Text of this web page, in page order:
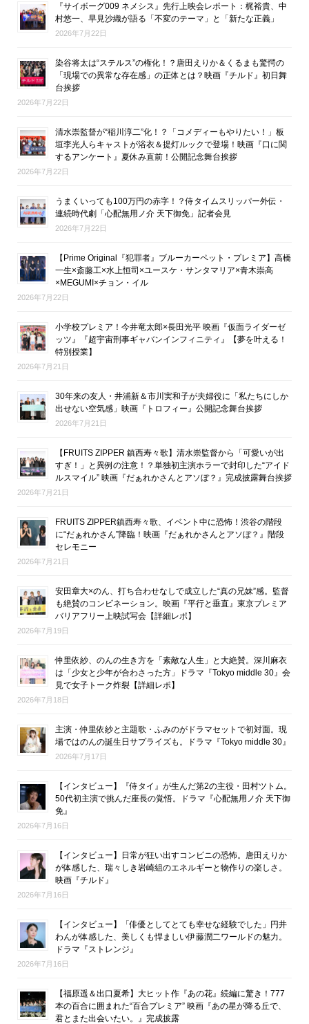
『サイボーグ009 ネメシス』先行上映会レポート：梶裕貴、中
村悠一、早見沙織が語る「不変のテーマ」と「新たな正義」
2026年7月22日
染谷将太は“ステルス”の権化！？唐田えりか＆くるまも驚愕の
「現場での異常な存在感」の正体とは？映画『チルド』初日舞
台挨拶
2026年7月22日
清水崇監督が“稲川淳二”化！？「コメディーもやりたい！」板
垣李光人らキャストが浴衣＆提灯ルックで登場！映画『口に関
するアンケート』夏休み直前！公開記念舞台挨拶
2026年7月22日
うまくいっても100万円の赤字！？侍タイムスリッパー外伝・
連続時代劇「心配無用ノ介 天下御免」記者会見
2026年7月22日
【Prime Original『犯罪者』ブルーカーペット・プレミア】高橋
一生×斎藤工×水上恒司×ユースケ・サンタマリア×青木崇高
×MEGUMI×チョン・イル
2026年7月22日
小学校プレミア！今井竜太郎×長田光平 映画『仮面ライダーゼ
ッツ』『超宇宙刑事ギャバンインフィニティ』【夢を叶える！
特別授業】
2026年7月21日
30年来の友人・井浦新＆市川実和子が夫婦役に「私たちにしか
出せない空気感」映画『トロフィー』公開記念舞台挨拶
2026年7月21日
【FRUITS ZIPPER 鎮西寿々歌】清水崇監督から「可愛いが出
すぎ！」と異例の注意！？単独初主演ホラーで封印した“アイド
ルスマイル” 映画『だぁれかさんとアソぼ？』完成披露舞台挨拶
2026年7月21日
FRUITS ZIPPER鎮西寿々歌、イベント中に恐怖！渋谷の階段
に“だぁれかさん”降臨！映画『だぁれかさんとアソぼ？』階段
セレモニー
2026年7月21日
安田章大×のん、打ち合わせなしで成立した“真の兄妹”感。監督
も絶賛のコンビネーション。映画『平行と垂直』東京プレミア
バリアフリー上映試写会【詳細レポ】
2026年7月19日
仲里依紗、のんの生き方を「素敵な人生」と大絶賛。深川麻衣
は「少女と少年が合わさった方」ドラマ『Tokyo middle 30』会
見で女子トーク炸裂【詳細レポ】
2026年7月18日
主演・仲里依紗と主題歌・ふみのがドラマセットで初対面。現
場ではのんの誕生日サプライズも。ドラマ『Tokyo middle 30』
2026年7月17日
【インタビュー】『侍タイ』が生んだ第2の主役・田村ツトム。
50代初主演で挑んだ座長の覚悟。ドラマ『心配無用ノ介 天下御
免』
2026年7月16日
【インタビュー】日常が狂い出すコンビニの恐怖。唐田えりか
が体感した、瑞々しき岩崎組のエネルギーと物作りの楽しさ。
映画『チルド』
2026年7月16日
【インタビュー】「俳優としてとても幸せな経験でした」円井
わんが体感した、美しくも悍ましい伊藤潤二ワールドの魅力。
ドラマ『ストレンジ』
2026年7月16日
【福原遥＆出口夏希】大ヒット作『あの花』続編に驚き！777
本の百合に囲まれた“百合プレミア” 映画『あの星が降る丘で、
君とまた出会いたい。』完成披露